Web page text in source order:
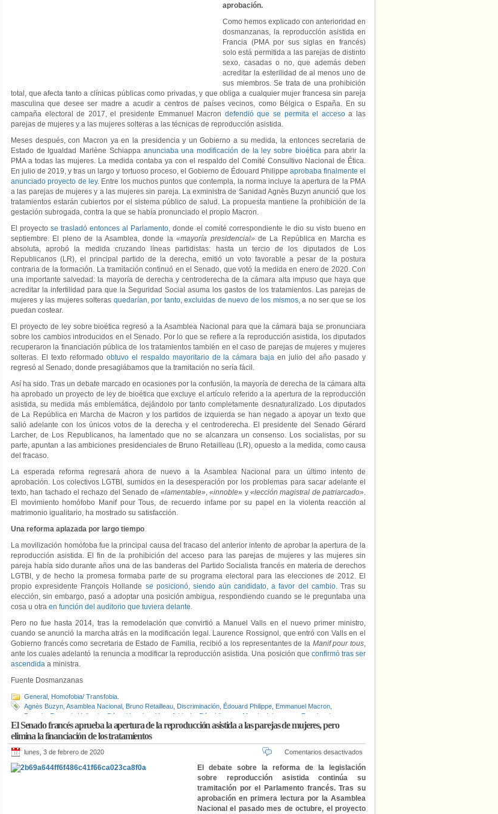
aprobación.
Como hemos explicado con anterioridad en
dosmanzanas, la reproducción asistida en
Francia (PMA por sus siglas en francés)
solo está permitida a las parejas de distinto
sexo, casadas o no, que además deben
acreditar la esterilidad de al menos uno de
sus miembros. Se trata de una prohibición
total, que afecta tanto a clínicas públicas como privadas, y que obliga a cualquier mujer francesa sin pareja
masculina que desee ser madre a acudir a centros de países vecinos, como Bélgica o España. En su
campaña electoral de 2017, el presidente Emmanuel Macron defendió que se permita el accesoa las
parejas de mujeres y a las mujeres solteras a las técnicas de reproducción asistida.
Meses después, con Macron ya en la presidencia y un Gobierno a su medida, la entonces secretaria de
Estado de Igualdad Marlène Schiappa anunciaba una modificación de la ley sobre bioéticapara abrir la
PMA a todas las mujeres. La medida contaba ya con el respaldo del Comité Consultivo Nacional de Ética.
En julio de 2019, y tras un largo y tortuoso proceso, el Gobierno de Édouard Philippe aprobaba finalmente el
anunciado proyecto de ley. Entre los muchos puntos que contempla, la norma incluye la apertura de la PMA
a las parejas de mujeres y a las mujeres sin pareja. La exministra de Sanidad Agnès Buzyn anunció que los
tratamientos estarán cubiertos por el sistema público de salud. La propuesta mantiene la prohibición de la
gestación subrogada, contra la que se había pronunciado el propio Macron.
El proyectose trasladó entonces al Parlamento, donde el comité correspondiente le dio su visto bueno en
septiembre. El pleno de la Asamblea, donde la«mayoría presidencial» de La República en Marcha es
absoluta, aprobó la medida cruzando líneas partidistas: hasta un tercio de los diputados de Los
Republicanos (LR), el principal partido de la derecha, emitió un voto favorable a pesar de la postura
contraria de la formación. La tramitación continuó en el Senado, que votó la medida en enero de 2020. Con
una importante salvedad: la mayoría de derecha y centroderecha de la cámara alta impuso que haya que
acreditar la infertilidad para que la Seguridad Social asuma los gastos de los tratamientos. Las parejas de
mujeres y las mujeres solteras quedarían, por tanto, excluidas de nuevo de los mismos, a no ser que se los
puedan costear.
El proyecto de ley sobre bioética regresó a la Asamblea Nacional para que la cámara baja se pronunciara
sobre los cambios introducidos en el Senado. Por lo que se refiere a la reproducción asistida, los diputados
recuperaron la financiación pública de los tratamientos también en el caso de parejas de mujeres y mujeres
solteras. El texto reformado obtuvo el respaldo mayoritario de la cámara baja en julio del año pasado y
regresó al Senado, donde presagiábamos que la tramitación no sería fácil.
Así ha sido. Tras un debate marcado en ocasiones por la confusión, la mayoría de derecha de la cámara alta
ha aprobado un proyecto de ley de bioética que excluye el artículo referido a la apertura de la reproducción
asistida, su medida más emblemática, dejándolo por tanto completamente desnaturalizado. Los diputados
de La República en Marcha de Macron y los partidos de izquierda se han negado a apoyar un texto que
salió adelante con los únicos votos de la derecha y el centroderecha. El presidente del Senado Gérard
Larcher, de Los Republicanos, ha lamentado que no se alcanzara un consenso. Los socialistas, por su
parte, apuntan a las ambiciones presidenciales de Bruno Retailleau (LR), opuesto a la medida, como causa
del fracaso.
La esperada reforma regresará ahora de nuevo a la Asamblea Nacional para un último intento de
aprobación. Los colectivos LGTBI, sumidos en la desesperación por los problemas para sacar adelante el
texto, han tachado el rechazo del Senado de «lamentable», «innoble» y «lección magistral de patriarcado».
El movimiento homófobo Manif pour Tous, de recuerdo infame por su papel en la violenta reacción al
matrimonio igualitario, ha mostrado su satisfacción.
Una reforma aplazada por largo tiempo
La movilización homófoba fue la principal causa del fracaso del anterior intento de aprobar la apertura de la
reproducción asistida. El fin de la prohibición del acceso para las parejas de mujeres y las mujeres sin
pareja había sido durante años una de las banderas del Partido Socialista francés en materia de derechos
LGTBI, y de hecho la promesa formaba parte de su programa electoral para las elecciones de 2012. El
propio expresidente François Hollande se posicionó, siendo aún candidato, a favor del cambio. Tras su
elección, sin embargo, pasó a adoptar una posición ambigua, respondiendo cuando se le preguntaba una
cosa u otra en función del auditorio que tuviera delante.
Pero no fue hasta 2014, tras la remodelación que convirtió a Manuel Valls en el nuevo primer ministro,
cuando se anunció la marcha atrás en la modificación legal. Laurence Rossignol, que entró con Valls en el
Gobierno francés como secretaria de Estado de Familia, recibió a los representantes de la Manif pour tous,
ante los cuales adelantó la renuncia a modificar la reproducción asistida. Una posición que confirmó tras ser
ascendida a ministra.
Fuente Dosmanzanas
General Homofobia/ Transfobia.
Agnès Buzyn Asamblea Nacional Bruno Retailleau Discriminación Édouard Philippe Emmanuel Macron
Francia
François Hollande Gérard Larcher Homofobia La République en Marche ! Laurence Rossignol
Lesbianas,Lesbofobia,LGTBIfobia,Los Republicanos,Manif pour tous,Manuel Valls,Marléne Schiappa,Partido
Socialista francés,Reproducción asistida,Senado (Francia)
El Senado francés aprueba la apertura de la reproducción asistida a las parejas de mujeres, pero
elimina la financiación de los tratamientos
lunes, 3 de febrero de 2020 Comentarios desactivados
El debate sobre la reforma de la legislación
sobre reproducción asistida continúa su
tramitación por el Parlamento francés. Tras su
aprobación en primera lectura por la Asamblea
Nacional el pasado mes de octubre, el proyecto